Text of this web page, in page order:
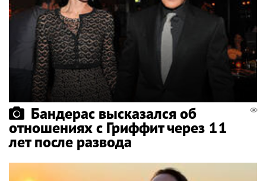
Бандерас высказался об
отношениях с Гриффит через 11
лет после развода